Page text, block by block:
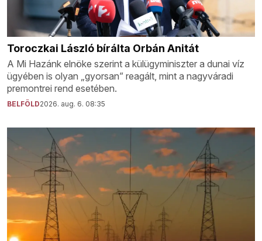
Toroczkai László bírálta Orbán Anitát
A Mi Hazánk elnöke szerint a külügyminiszter a dunai víz
ügyében is olyan „gyorsan” reagált, mint a nagyváradi
premontrei rend esetében.
BELFÖLD2026. aug. 6. 08:35